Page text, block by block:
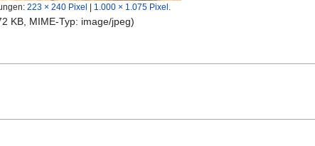
223 × 240 Pixel | 1.000 × 1.075 Pixel
KB, MIME-Typ: image/jpeg)